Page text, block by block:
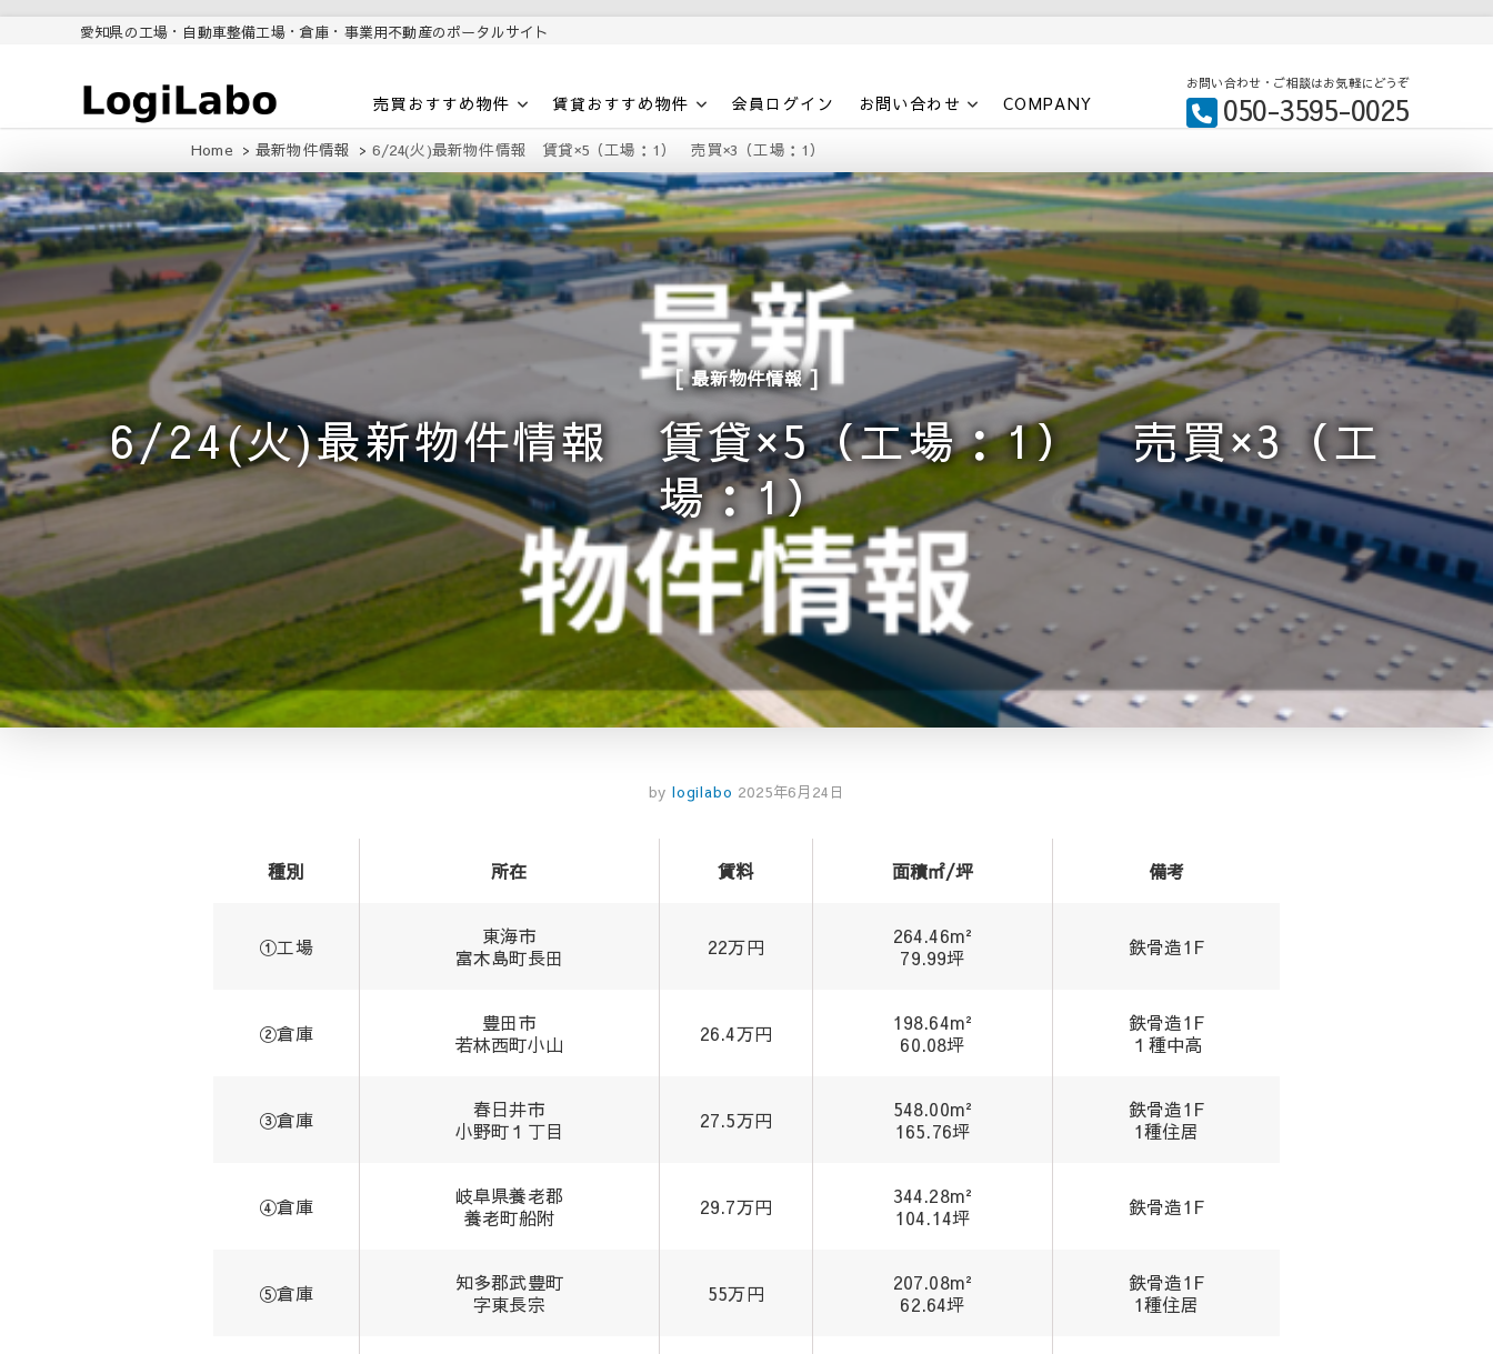
愛知県の工場・自動車整備工場・倉庫・事業用不動産のポータルサイト
ロジラボ
愛知県の工場・クレーン付工
場・自動車整備工場・倉庫・事
業用不動産のポータルサイト
売買おすすめ物件 賃貸おすすめ物件 会員ログイン お問い合わせ COMPANY
お問い合わせ・ご相談はお気軽にどうぞ
050-3595-0025
Home 最新物件情報 6/24(火)最新物件情報 賃貸×5（工場：1） 売買×3（工場：1）
最新物件情報
6/24(火)最新物件情報 賃貸×5（工場：1） 売買×3（工
場：1）
by logilabo 2025年6月24日
種別 所在 賃料 面積㎡/坪 備考
①工場
東海市
富木島町長田
22万円
264.46m²
79.99坪
鉄骨造1F
②倉庫
豊田市
若林西町小山
26.4万円
198.64m²
60.08坪
鉄骨造1F
１種中高
③倉庫
春日井市
小野町１丁目
27.5万円
548.00m²
165.76坪
鉄骨造1F
1種住居
④倉庫
岐阜県養老郡
養老町船附
29.7万円
344.28m²
104.14坪
鉄骨造1F
⑤倉庫
知多郡武豊町
字東長宗
55万円
207.08m²
62.64坪
鉄骨造1F
1種住居